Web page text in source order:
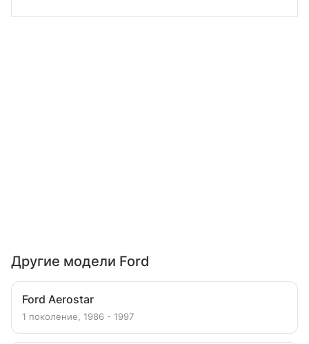
Другие модели Ford
Ford Aerostar
1 поколение, 1986 - 1997